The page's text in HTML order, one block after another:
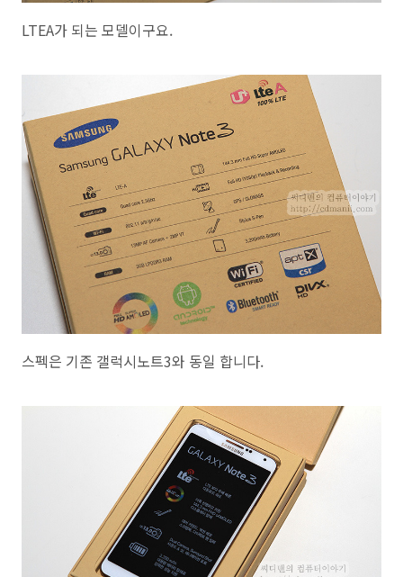
LTEA가 되는 모델이구요.
스펙은 기존 갤럭시노트3와 동일 합니다.